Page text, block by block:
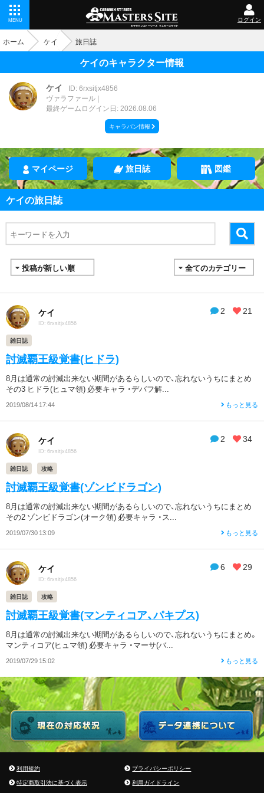
MENU ログイン
ホーム ケイ 旅日誌
ケイのキャラクター情報
ケイ
ID: 6rxsitjx4856
ヴァラファール
最終ゲームログイン日: 2026.08.06
キャラバン情報
マイページ 旅日誌 図鑑
ケイの旅日誌
2 21
ケイ
ID: 6rxsitjx4856
雑日誌
討滅覇王級覚書(ヒドラ)
8月は通常の討滅出来ない期間があるらしいので、忘れないうちにまとめ
その3 ヒドラ(ヒュマ領) 必要キャラ ・デバフ解...
2019/08/14 17:44 もっと見る
2 34
ケイ
ID: 6rxsitjx4856
雑日誌 攻略
討滅覇王級覚書(ゾンビドラゴン)
8月は通常の討滅出来ない期間があるらしいので、忘れないうちにまとめ
その2 ゾンビドラゴン(オーク領) 必要キャラ ・ス...
2019/07/30 13:09 もっと見る
6 29
ケイ
ID: 6rxsitjx4856
雑日誌 攻略
討滅覇王級覚書(マンティコア、パキプス)
8月は通常の討滅出来ない期間があるらしいので、忘れないうちにまとめ。
マンティコア(ヒュマ領) 必要キャラ ・マーサ(バ...
2019/07/29 15:02 もっと見る
利用規約
プライバシーポリシー
特定商取引法に基づく表示
利用ガイドライン